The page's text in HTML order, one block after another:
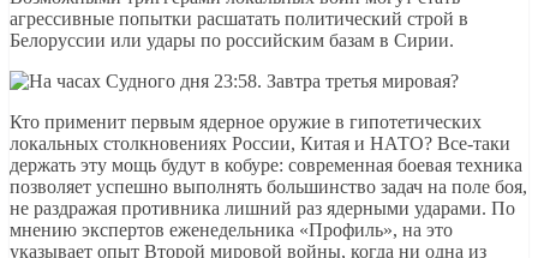
агрессивные попытки расшатать политический строй в
Белоруссии или удары по российским базам в Сирии.
Кто применит первым ядерное оружие в гипотетических
локальных столкновениях России, Китая и НАТО? Все-таки
держать эту мощь будут в кобуре: современная боевая техника
позволяет успешно выполнять большинство задач на поле боя,
не раздражая противника лишний раз ядерными ударами. По
мнению экспертов еженедельника «Профиль», на это
указывает опыт Второй мировой войны, когда ни одна из